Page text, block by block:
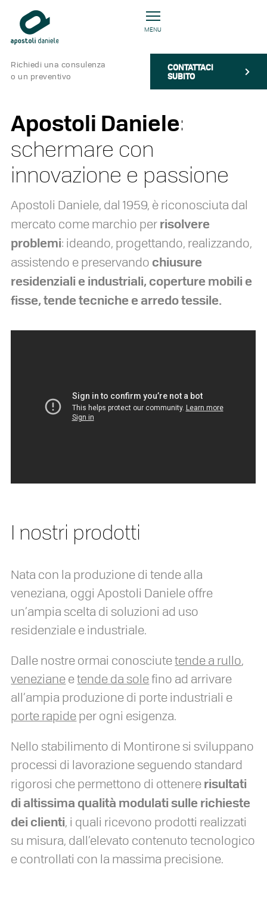
MENU
Richiedi una consulenza
o un preventivo
CONTATTACI
SUBITO
Apostoli Daniele:
schermare con
innovazione e passione
Apostoli Daniele, dal 1959, è riconosciuta dal
mercato come marchio perrisolvere
problemi: ideando, progettando, realizzando,
assistendo e preservando chiusure
residenziali e industriali, coperture mobili e
fisse, tende tecniche e arredo tessile.
I nostri prodotti
Nata con la produzione di tende alla
veneziana, oggi Apostoli Daniele offre
un’ampia scelta di soluzioni ad uso
residenziale e industriale.
Dalle nostre ormai conosciutetende a rullo,
venezianeetende da solefino ad arrivare
all’ampia produzione di porte industriali e
porte rapideper ogni esigenza.
Nello stabilimento di Montirone si sviluppano
processi di lavorazione seguendo standard
rigorosi che permettono di ottenererisultati
di altissima qualità modulati sulle richieste
dei clienti, i quali ricevono prodotti realizzati
su misura, dall’elevato contenuto tecnologico
e controllati con la massima precisione.